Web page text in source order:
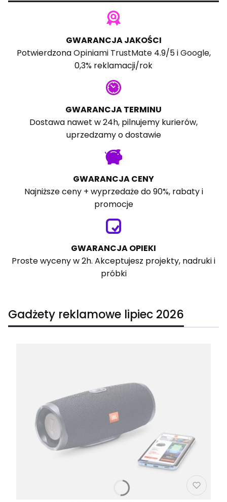
GWARANCJA JAKOŚCI
PotwierdzonaOpiniami TrustMate4.9/5 iGoogle,
0,3% reklamacji/rok
GWARANCJA TERMINU
Dostawa nawet w 24h, pilnujemy kurierów,
uprzedzamy o dostawie
GWARANCJA CENY
Najniższe ceny + wyprzedaże do 90%, rabaty i
promocje
GWARANCJA OPIEKI
Proste wyceny w 2h. Akceptujesz projekty, nadruki i
próbki
Gadżety reklamowe lipiec 2026